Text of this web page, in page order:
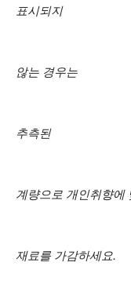
표시되지
않는 경우는
추측된
계량으로 개인취향에
재료를 가감하세요.